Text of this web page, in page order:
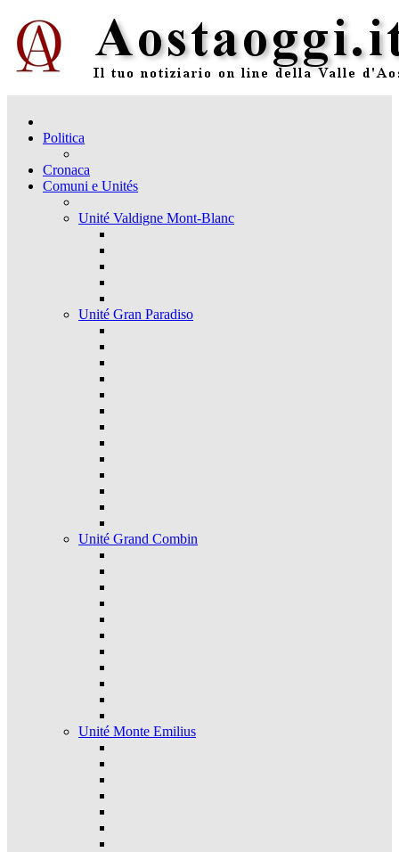
Politica
Cronaca
Comuni e Unités
Unité Valdigne Mont-Blanc
Unité Gran Paradiso
Unité Grand Combin
Unité Monte Emilius